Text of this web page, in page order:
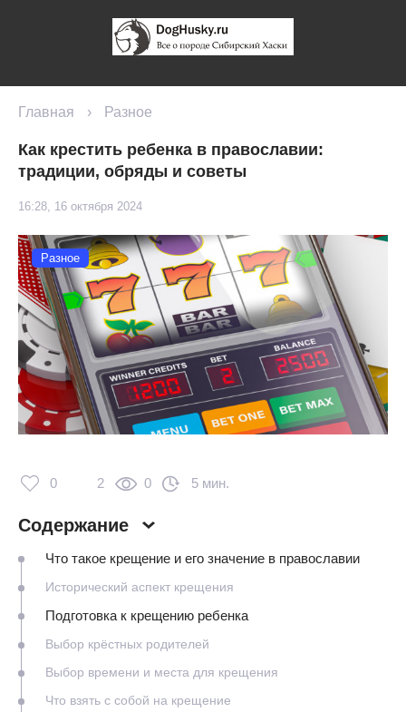
Главная › Разное
Как крестить ребенка в православии:
традиции, обряды и советы
16:28, 16 октября 2024
Разное
0 2 0 5 мин.
Содержание
Что такое крещение и его значение в православии
Исторический аспект крещения
Подготовка к крещению ребенка
Выбор крёстных родителей
Выбор времени и места для крещения
Что взять с собой на крещение